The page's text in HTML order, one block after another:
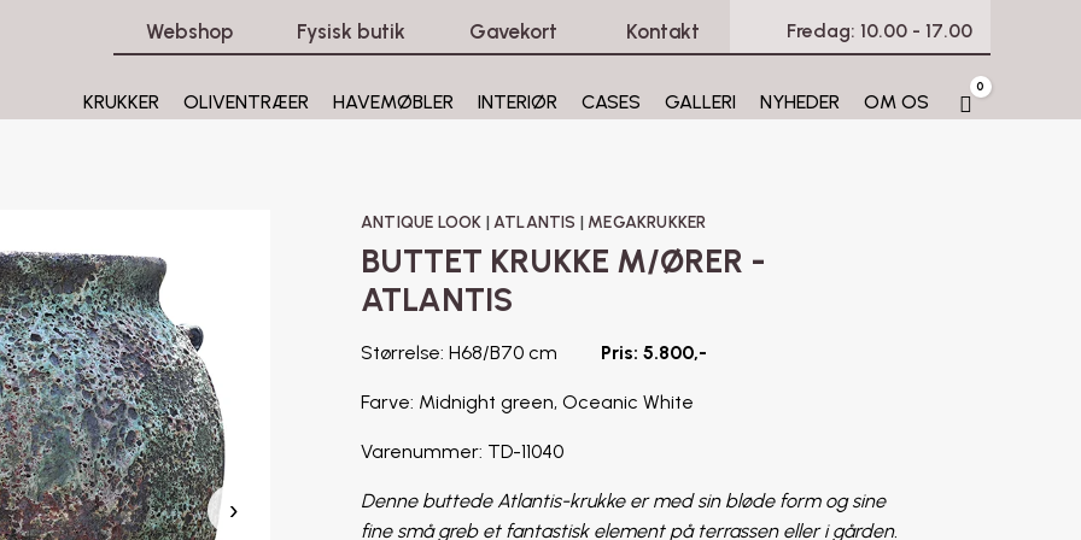
Webshop Fysisk butik Gavekort Kontakt Fredag: 10.00 - 17.00
KRUKKER OLIVENTRÆER HAVEMØBLER INTERIØR CASES GALLERI NYHEDER OM OS Cart
0
›
ANTIQUE LOOK |ATLANTIS | MEGAKRUKKER
BUTTET KRUKKE M/ØRER -
ATLANTIS
Størrelse: H68/B70 cm Pris: 5.800,-
Farve: Midnight green, Oceanic White
Varenummer: TD-11040
Denne buttede Atlantis-krukke er med sin bløde form og sine
fine små greb et fantastisk element på terrassen eller i gården.